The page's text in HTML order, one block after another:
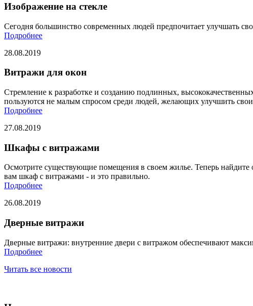
Изображение на стекле
Сегодня большинство современных людей предпочитает улучшать
Подробнее
28.08.2019
Витражи для окон
Стремление к разработке и созданию подлинных,
пользуются не малым спросом среди людей, желающих улучшить
Подробнее
27.08.2019
Шкафы с витражами
Осмотрите существующие помещения в своем жилье. Теперь
вам шкаф с витражами - и это правильно.
Подробнее
26.08.2019
Дверные витражи
Дверные витражи: внутренние двери с витражом обеспечивают
Подробнее
Читать все новости